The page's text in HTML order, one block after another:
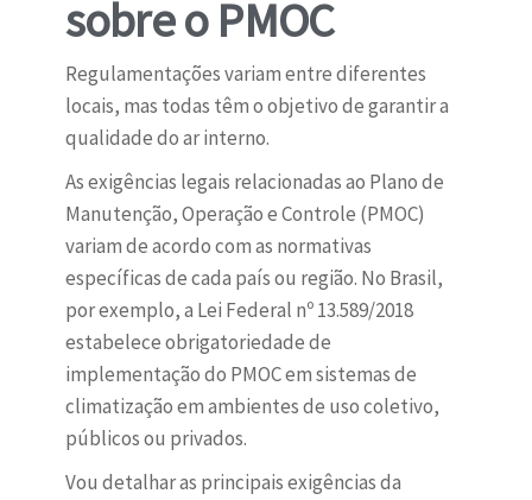
sobre o PMOC
Regulamentações variam entre diferentes
locais, mas todas têm o objetivo de garantir a
qualidade do ar interno.
As exigências legais relacionadas ao Plano de
Manutenção, Operação e Controle (PMOC)
variam de acordo com as normativas
específicas de cada país ou região. No Brasil,
por exemplo, a Lei Federal nº 13.589/2018
estabelece obrigatoriedade de
implementação do PMOC em sistemas de
climatização em ambientes de uso coletivo,
públicos ou privados.
Vou detalhar as principais exigências da